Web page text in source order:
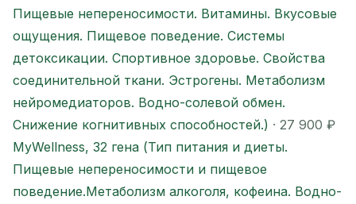
Пищевые непереносимости. Витамины. Вкусовые
ощущения. Пищевое поведение. Системы
детоксикации. Спортивное здоровье. Свойства
соединительной ткани. Эстрогены. Метаболизм
нейромедиаторов. Водно-солевой обмен.
Снижение когнитивных способностей.) · 27 900 ₽
MyWellness, 32 гена (Тип питания и диеты.
Пищевые непереносимости и пищевое
поведение.Метаболизм алкоголя, кофеина. Водно-